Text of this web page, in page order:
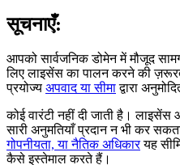
सूचनाएँ:
आपको सार्वजनिक डोमेन में मौजूद
लिए लाइसेंस का पालन करने की
प्रयोज्य अपवाद या सीमाद्वारा
कोई वारंटी नहीं दी जाती है।
सारी अनुमतियाँ प्रदान न भी कर
गोपनीयता, या नैतिक अधिकारयह
कैसे इस्तेमाल करते हैं।